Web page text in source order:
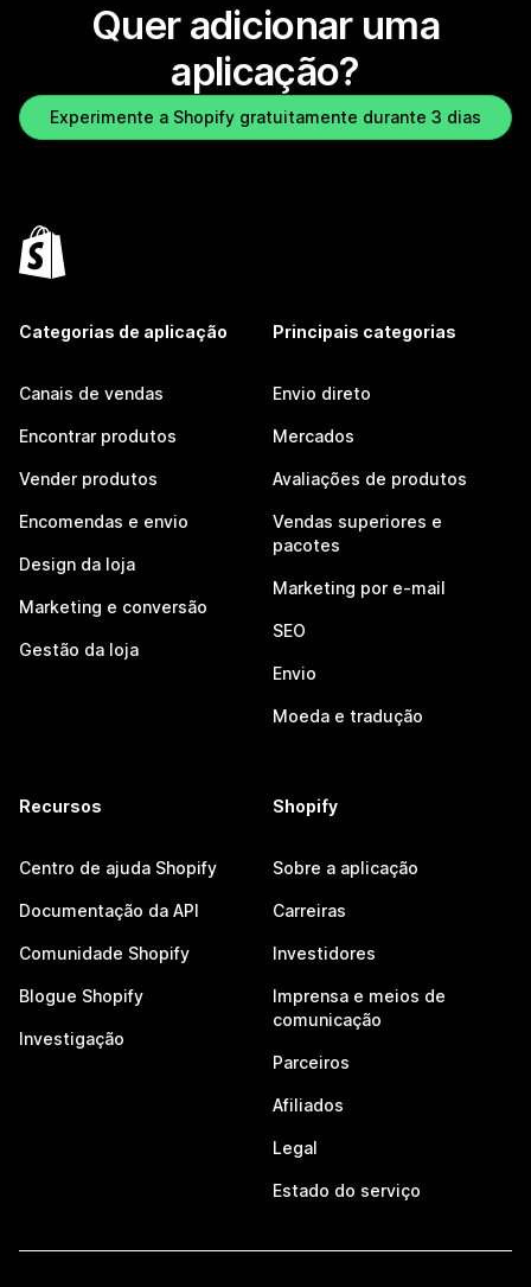
Quer adicionar uma
aplicação?
Experimente a Shopify gratuitamente durante 3 dias
Categorias de aplicação
Canais de vendas
Encontrar produtos
Vender produtos
Encomendas e envio
Design da loja
Marketing e conversão
Gestão da loja
Principais categorias
Envio direto
Mercados
Avaliações de produtos
Vendas superiores e
pacotes
Marketing por e-mail
SEO
Envio
Moeda e tradução
Recursos
Centro de ajuda Shopify
Documentação da API
Comunidade Shopify
Blogue Shopify
Investigação
Shopify
Sobre a aplicação
Carreiras
Investidores
Imprensa e meios de
comunicação
Parceiros
Afiliados
Legal
Estado do serviço